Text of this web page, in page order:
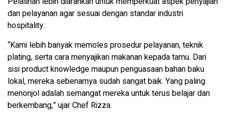
dan pelayanan agar sesuai dengan standar industri
hospitality.
“Kami lebih banyak memoles prosedur pelayanan, teknik
plating, serta cara menyajikan makanan kepada tamu. Dari
sisi product knowledge maupun penguasaan bahan baku
lokal, mereka sebenarnya sudah sangat baik. Yang paling
menonjol adalah semangat mereka untuk terus belajar dan
berkembang,” ujar Chef Rizza.